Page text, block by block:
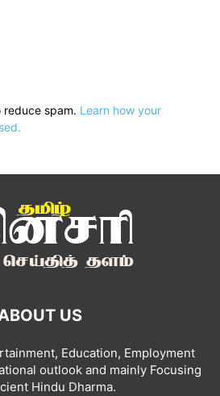
reduce spam. Learn how your
US
Education, Employment
outlook and mainly Focusing
Hindu Dharma.